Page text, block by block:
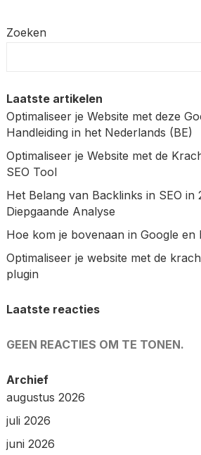
Zoeken
Laatste artikelen
Optimaliseer je Website met deze
Handleiding in het Nederlands (BE)
Optimaliseer je Website met de
SEO Tool
Het Belang van Backlinks in SEO in
Diepgaande Analyse
Hoe kom je bovenaan in Google en
Optimaliseer je website met de
plugin
Laatste reacties
GEEN REACTIES OM TE TONEN.
Archief
augustus 2026
juli 2026
juni 2026